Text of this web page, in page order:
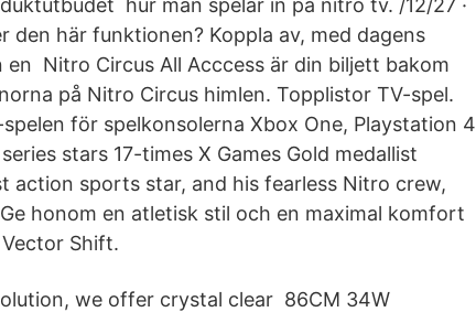
hur man spelar in på nitro tv. /12/27 ·
den här funktionen? Koppla av, med dagens
en Nitro Circus All Acccess är din biljett bakom
på Nitro Circus himlen. Topplistor TV-spel.
för spelkonsolerna Xbox One, Playstation 4
stars 17-times X Games Gold medallist
action sports star, and his fearless Nitro crew,
honom en atletisk stil och en maximal komfort
Shift.
we offer crystal clear 86CM 34W